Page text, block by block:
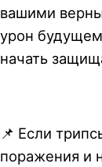
вашими
урон
начать
📌 Если
поражения и